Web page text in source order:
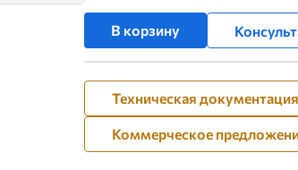
В корзину
Техническая документация
Коммерческое